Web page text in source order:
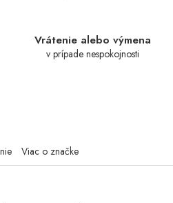
Vrátenie alebo výmena
v prípade nespokojnosti
Viac o značke